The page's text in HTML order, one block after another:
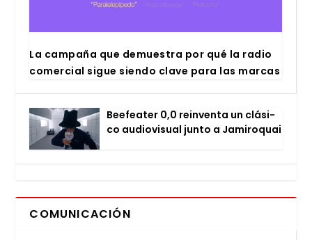
La cam­pa­ña que demues­tra por qué la radio
comer­cial sigue sien­do cla­ve para las mar­cas
Bee­fea­ter 0,0 rein­ven­ta un clá­si­
co audio­vi­sual jun­to a Jami­ro­quai
COMUNICACIÓN